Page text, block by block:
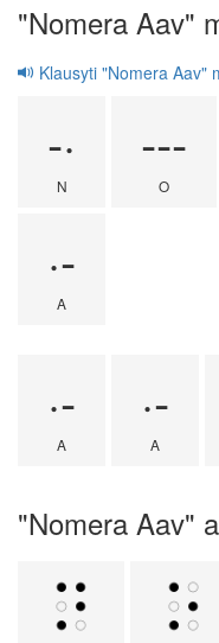
"Nomera Aav"
Klausyti "Nomera Aav"
-·
N
---
O
·-
A
·-
A
·-
A
"Nomera Aav"